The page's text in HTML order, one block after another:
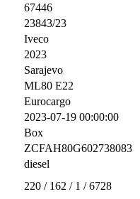
67446
23843/23
Iveco
2023
Sarajevo
ML80 E22
Eurocargo
2023-07-19 00:00:00
Box
ZCFAH80G602738083
diesel
220 / 162 / 1 / 6728